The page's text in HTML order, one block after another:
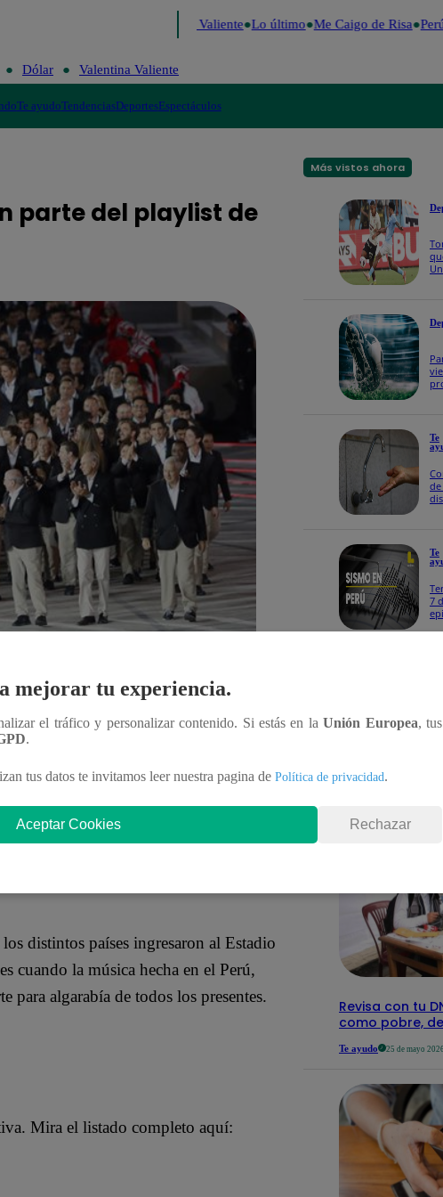
Valentina Valiente Lo último Me Caigo de Risa
Dólar Valentina Valiente
Te ayudoTendenciasDeportesEspectáculos
parte del playlist de
Compartir
Hoy se efectuó la inauguración de los
por el Perú en toda su
distintos países ingresaron al Estadio
cuando la música hecha en el Perú,
para algarabía de todos los presentes.
Mira el listado completo aquí:
Más vistos ahora
Te
Te
7
Revisa con tu
como pobre,
Te ayudo 25 de mayo 2026
mejorar tu experiencia.
el tráfico y personalizar contenido. Si estás en laUnión Europea, tus
.
tus datos te invitamos leer nuestra pagina de Política de privacidad.
Aceptar Cookies Rechazar